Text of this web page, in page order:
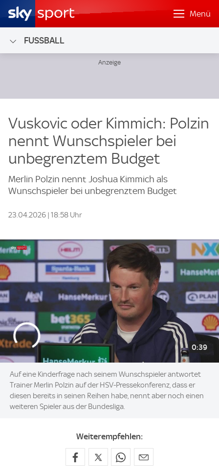
Menü
FUSSBALL
Vuskovic oder Kimmich: Polzin
nennt Wunschspieler bei
unbegrenztem Budget
Merlin Polzin nennt Joshua Kimmich als
Wunschspieler bei unbegrenztem Budget
23.04.2026 | 18:58 Uhr
0:39
Auf eine Kinderfrage nach seinem Wunschspieler antwortet
Trainer Merlin Polzin auf der HSV-Pressekonferenz, dass er
diesen bereits in seinen Reihen habe, nennt aber noch einen
weiteren Spieler aus der Bundesliga.
Weiterempfehlen: